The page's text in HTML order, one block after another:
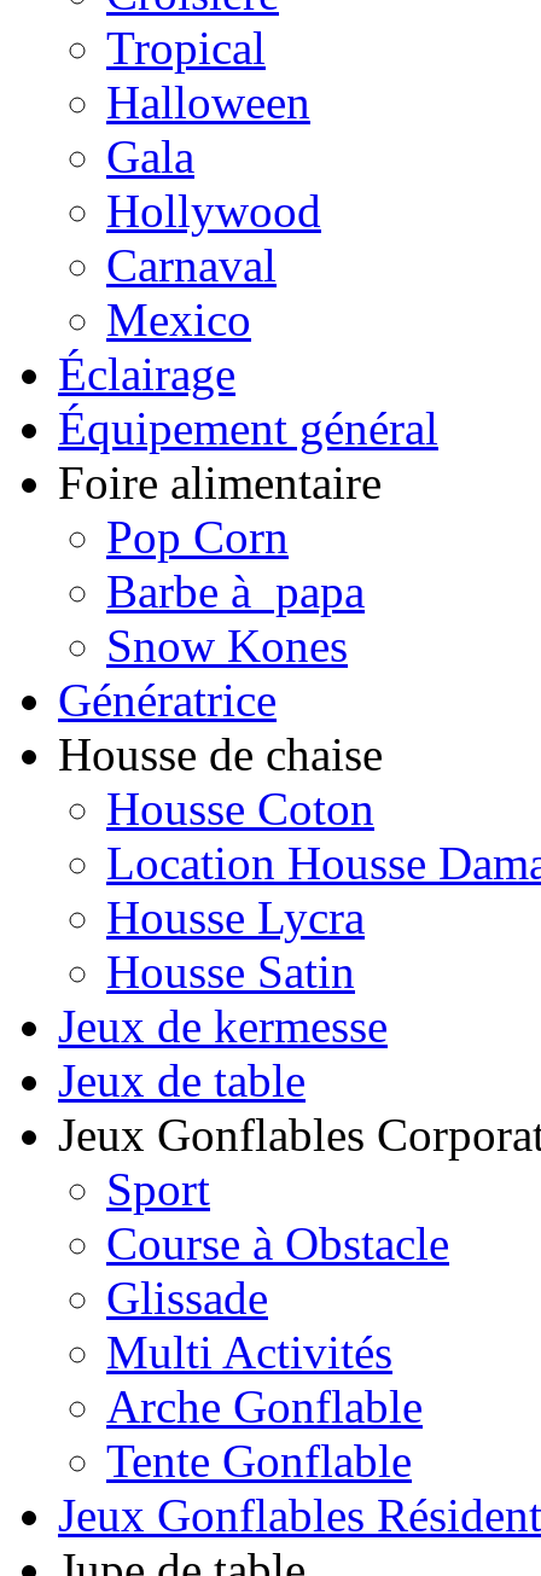
Tropical
Halloween
Gala
Hollywood
Carnaval
Mexico
Éclairage
Équipement général
Foire alimentaire
Pop Corn
Barbe à papa
Snow Kones
Génératrice
Housse de chaise
Housse Coton
Location Housse
Housse Lycra
Housse Satin
Jeux de kermesse
Jeux de table
Jeux Gonflables
Sport
Course à Obstacle
Glissade
Multi Activités
Arche Gonflable
Tente Gonflable
Jeux Gonflables